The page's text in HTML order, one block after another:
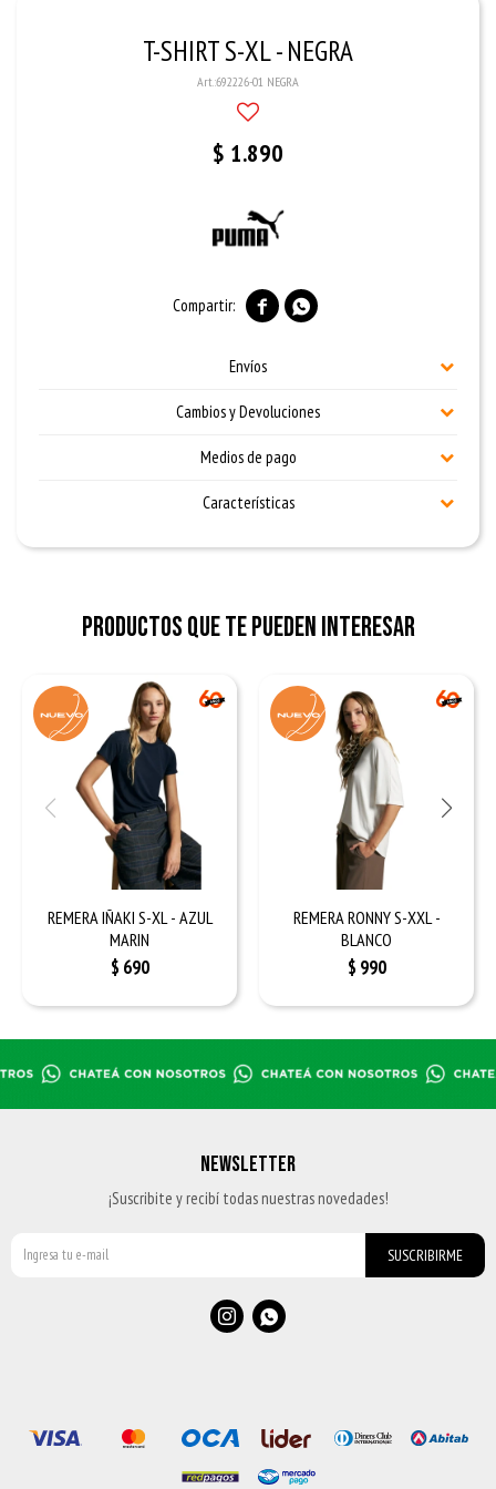
T-SHIRT S-XL - NEGRA
692226-01 NEGRA
$ 1.890
 
Envíos
Cambios y Devoluciones
Medios de pago
Características
Productos que te pueden interesar
REMERA IÑAKI S-XL - AZUL
MARIN
$ 690
REMERA RONNY S-XXL -
BLANCO
$ 990
NEWSLETTER
¡Suscribite y recibí todas nuestras novedades!
SUSCRIBIRME
 